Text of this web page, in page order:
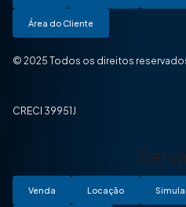
Área do Cliente
© 2025 Todos os direitos
CRECI 39951J
Venda Locação